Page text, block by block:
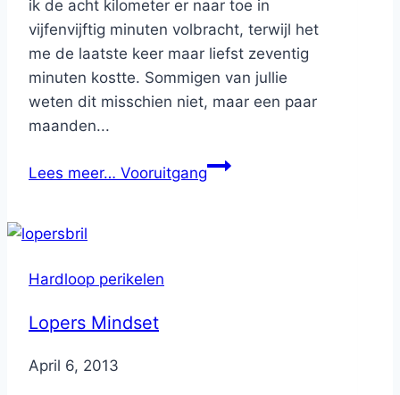
ik de acht kilometer er naar toe in
vijfenvijftig minuten volbracht, terwijl het
me de laatste keer maar liefst zeventig
minuten kostte. Sommigen van jullie
weten dit misschien niet, maar een paar
maanden...
Lees meer… Vooruitgang
Hardloop perikelen
Lopers Mindset
ByNicole
April 6, 2013